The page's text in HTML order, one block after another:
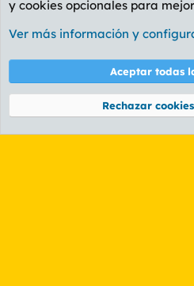
Etiquetas
Cookies
PL OLDSTYLE
Términos y reglas
Community platform by XenForo® © 2010-
y cookies opcionales para
Ver más información y
Aceptar todas
Rechazar